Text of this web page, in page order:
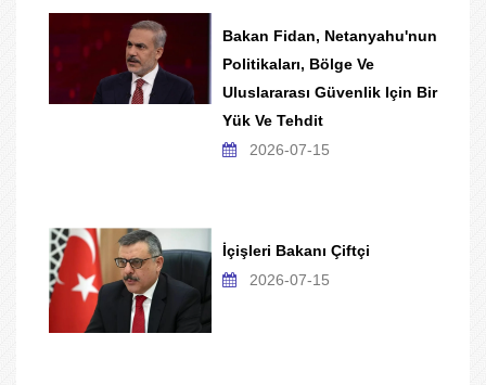
Bakan Fidan, Netanyahu'nun
Politikaları, Bölge Ve
Uluslararası Güvenlik Için Bir
Yük Ve Tehdit
2026-07-15
İçişleri Bakanı Çiftçi
2026-07-15